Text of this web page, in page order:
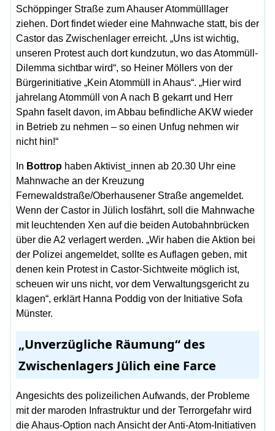
Schöppinger Straße zum Ahauser Atommülllager
ziehen. Dort findet wieder eine Mahnwache statt, bis der
Castor das Zwischenlager erreicht. „Uns ist wichtig,
unseren Protest auch dort kundzutun, wo das Atommüll-
Dilemma sichtbar wird“, so Heiner Möllers von der
Bürgerinitiative „Kein Atommüll in Ahaus“. „Hier wird
jahrelang Atommüll von A nach B gekarrt und Herr
Spahn faselt davon, im Abbau befindliche AKW wieder
in Betrieb zu nehmen – so einen Unfug nehmen wir
nicht hin!“
In Bottrop haben Aktivist_innen ab 20.30 Uhr eine
Mahnwache an der Kreuzung
Fernewaldstraße/Oberhausener Straße angemeldet.
Wenn der Castor in Jülich losfährt, soll die Mahnwache
mit leuchtenden Xen auf die beiden Autobahnbrücken
über die A2 verlagert werden. „Wir haben die Aktion bei
der Polizei angemeldet, sollte es Auflagen geben, mit
denen kein Protest in Castor-Sichtweite möglich ist,
scheuen wir uns nicht, vor dem Verwaltungsgericht zu
klagen“, erklärt Hanna Poddig von der Initiative Sofa
Münster.
„Unverzügliche Räumung“ des
Zwischenlagers Jülich eine Farce
Angesichts des polizeilichen Aufwands, der Probleme
mit der maroden Infrastruktur und der Terrorgefahr wird
die Ahaus-Option nach Ansicht der Anti-Atom-Initiativen